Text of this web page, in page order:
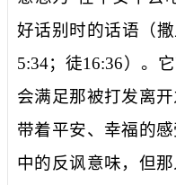
好话别时的话语（撒
5:34；徒16:36）。
会满足那被打发离
带着平安、幸福的
中的反讽意味，但